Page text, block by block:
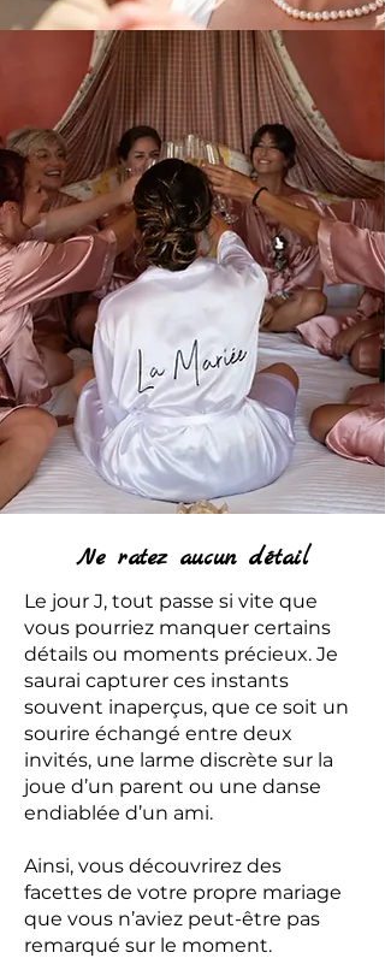
Ne ratez aucun détail
Le jour J, tout passe si vite que
vous pourriez manquer certains
détails ou moments précieux. Je
saurai capturer ces instants
souvent inaperçus, que ce soit un
sourire échangé entre deux
invités, une larme discrète sur la
joue d’un parent ou une danse
endiablée d’un ami.
Ainsi, vous découvrirez des
facettes de votre propre mariage
que vous n’aviez peut-être pas
remarqué sur le moment.